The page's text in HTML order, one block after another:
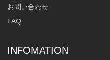
お問い合わせ
FAQ
INFOMATION